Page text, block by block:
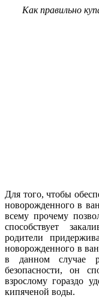
Как правильно
Для того, чтобы
новорожденного в
всему прочему
способствует
родители
новорожденного в
в данном случае
безопасности, он
взрослому гораздо
кипяченой воды.